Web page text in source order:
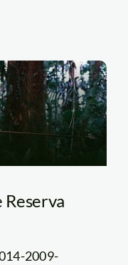
Reserva
2009-